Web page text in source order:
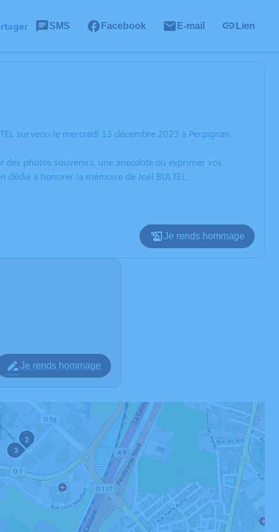
SMS Facebook E-mail Lien
survenu le mercredi 13 décembre 2023 à Perpignan.
photos souvenirs, une anecdote ou exprimer vos
dédié à honorer la mémoire de Joël BULTEL.
Je rends hommage
Je rends hommage
2
3